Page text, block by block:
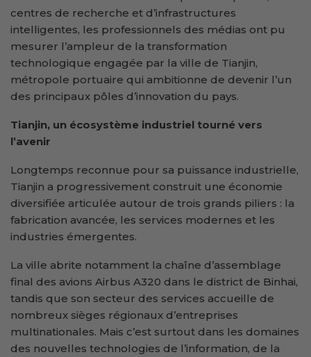
centres de recherche et d’infrastructures
intelligentes, les professionnels des médias ont pu
mesurer l’ampleur de la transformation
technologique engagée par la ville de Tianjin,
métropole portuaire qui ambitionne de devenir l’un
des principaux pôles d’innovation du pays.
Tianjin, un écosystème industriel tourné vers
l’avenir
Longtemps reconnue pour sa puissance industrielle,
Tianjin a progressivement construit une économie
diversifiée articulée autour de trois grands piliers : la
fabrication avancée, les services modernes et les
industries émergentes.
La ville abrite notamment la chaîne d’assemblage
final des avions Airbus A320 dans le district de Binhai,
tandis que son secteur des services accueille de
nombreux sièges régionaux d’entreprises
multinationales. Mais c’est surtout dans les domaines
des nouvelles technologies de l’information, de la